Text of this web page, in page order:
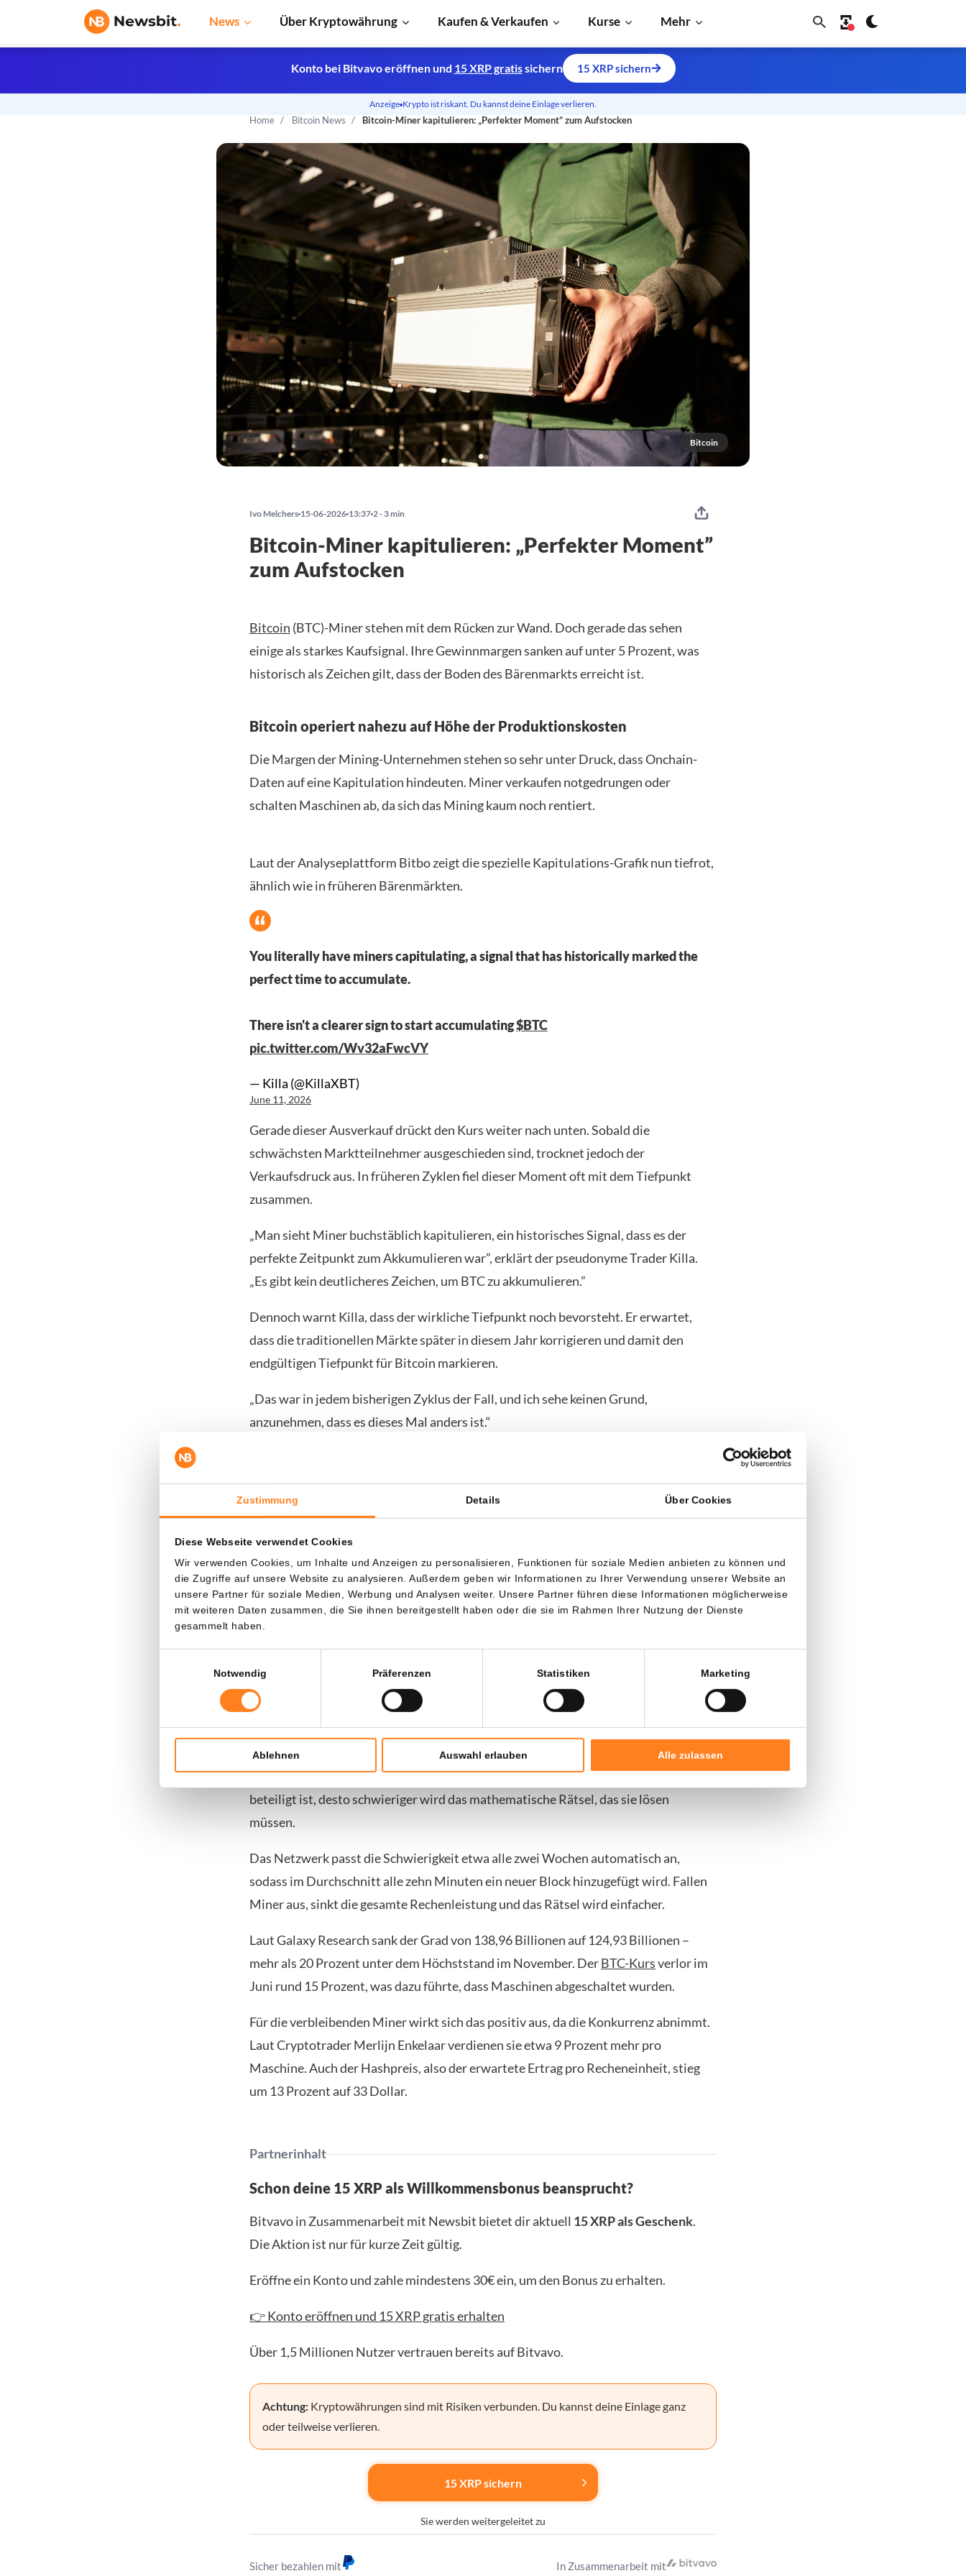
Zustimmung Details Über Cookies
Diese Webseite verwendet Cookies
Wir verwenden Cookies, um Inhalte und Anzeigen zu personalisieren, Funktionen für soziale Medien anbieten zu können und
die Zugriffe auf unsere Website zu analysieren. Außerdem geben wir Informationen zu Ihrer Verwendung unserer Website an
unsere Partner für soziale Medien, Werbung und Analysen weiter. Unsere Partner führen diese Informationen möglicherweise
mit weiteren Daten zusammen, die Sie ihnen bereitgestellt haben oder die sie im Rahmen Ihrer Nutzung der Dienste
gesammelt haben.
Notwendig
Präferenzen Statistiken Marketing
Ablehnen Auswahl erlauben Alle zulassen
News Über Kryptowährung Kaufen & Verkaufen Kurse Mehr
Home Bitcoin News Bitcoin-Miner kapitulieren: „Perfekter Moment” zum Aufstocken
Bitcoin
Konto bei Bitvavo eröffnen und 15 XRP gratissichern 15 XRP sichern
Anzeige Krypto ist riskant. Du kannst deine Einlage verlieren.
Ivo Melchers 15-06-2026 13:37 2 - 3 min
Bitcoin-Miner kapitulieren: „Perfekter Moment”
zum Aufstocken
Bitcoin (BTC)-Miner stehen mit dem Rücken zur Wand. Doch gerade das sehen
einige als starkes Kaufsignal. Ihre Gewinnmargen sanken auf unter 5 Prozent, was
historisch als Zeichen gilt, dass der Boden des Bärenmarkts erreicht ist.
Bitcoin operiert nahezu auf Höhe der Produktionskosten
Die Margen der Mining-Unternehmen stehen so sehr unter Druck, dass Onchain-
Daten auf eine Kapitulation hindeuten. Miner verkaufen notgedrungen oder
schalten Maschinen ab, da sich das Mining kaum noch rentiert.
Laut der Analyseplattform Bitbo zeigt die spezielle Kapitulations-Grafik nun tiefrot,
ähnlich wie in früheren Bärenmärkten.
You literally have miners capitulating, a signal that has historically marked the
perfect time to accumulate.
There isn't a clearer sign to start accumulating$BTC
pic.twitter.com/Wv32aFwcVY
— Killa (@KillaXBT)
June 11, 2026
Gerade dieser Ausverkauf drückt den Kurs weiter nach unten. Sobald die
schwächsten Marktteilnehmer ausgeschieden sind, trocknet jedoch der
Verkaufsdruck aus. In früheren Zyklen fiel dieser Moment oft mit dem Tiefpunkt
zusammen.
„Man sieht Miner buchstäblich kapitulieren, ein historisches Signal, dass es der
perfekte Zeitpunkt zum Akkumulieren war”, erklärt der pseudonyme Trader Killa.
„Es gibt kein deutlicheres Zeichen, um BTC zu akkumulieren.”
Dennoch warnt Killa, dass der wirkliche Tiefpunkt noch bevorsteht. Er erwartet,
dass die traditionellen Märkte später in diesem Jahr korrigieren und damit den
endgültigen Tiefpunkt für Bitcoin markieren.
„Das war in jedem bisherigen Zyklus der Fall, und ich sehe keinen Grund,
anzunehmen, dass es dieses Mal anders ist.“
dass Miner in Schwierigkeiten sind. „Bitcoin handelt wieder an den
Produktionskosten. Miner arbeiten derzeit im Durchschnitt kostendeckend“, schrieb
Capriole schätzt die Produktionskosten auf etwa 61.200 Dollar (52.700 Euro) und
die reinen Stromkosten auf 48.965 Dollar (42.200 Euro). Die Marge von 4,67 Prozent
liegt nahe dem niedrigsten Stand der letzten zwei Jahre.
Das Ausscheiden von Minern hat direkte Folgen: Die Schwierigkeit sinkt. Am
Sonntag war dies mit 10,09 Prozent der zweithöchste Rückgang seit 2026.
Beim Mining validieren Computer weltweit Transaktionen und sichern das
Netzwerk, wofür sie im Gegenzug neue Coins erhalten. Je mehr Rechenleistung
beteiligt ist, desto schwieriger wird das mathematische Rätsel, das sie lösen
müssen.
Das Netzwerk passt die Schwierigkeit etwa alle zwei Wochen automatisch an,
sodass im Durchschnitt alle zehn Minuten ein neuer Block hinzugefügt wird. Fallen
Miner aus, sinkt die gesamte Rechenleistung und das Rätsel wird einfacher.
Laut Galaxy Research sank der Grad von 138,96 Billionen auf 124,93 Billionen –
mehr als 20 Prozent unter dem Höchststand im November. DerBTC-Kursverlor im
Juni rund 15 Prozent, was dazu führte, dass Maschinen abgeschaltet wurden.
Für die verbleibenden Miner wirkt sich das positiv aus, da die Konkurrenz abnimmt.
Laut Cryptotrader Merlijn Enkelaar verdienen sie etwa 9 Prozent mehr pro
Maschine. Auch der Hashpreis, also der erwartete Ertrag pro Recheneinheit, stieg
um 13 Prozent auf 33 Dollar.
Partnerinhalt
Schon deine 15 XRP als Willkommensbonus beansprucht?
Bitvavo in Zusammenarbeit mit Newsbit bietet dir aktuell 15 XRP als Geschenk.
Die Aktion ist nur für kurze Zeit gültig.
Eröffne ein Konto und zahle mindestens 30€ ein, um den Bonus zu erhalten.
👉 Konto eröffnen und 15 XRP gratis erhalten
Über 1,5 Millionen Nutzer vertrauen bereits auf Bitvavo.
Achtung: Kryptowährungen sind mit Risiken verbunden. Du kannst deine Einlage ganz
oder teilweise verlieren.
15 XRP sichern
Sie werden weitergeleitet zu
Sicher bezahlen mit In Zusammenarbeit mit